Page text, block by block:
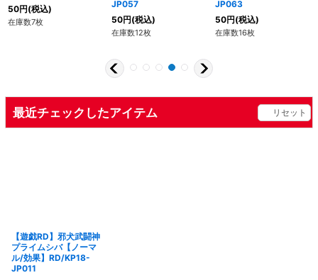
50円(税込)
在庫数7枚
JP057
50円(税込)
在庫数12枚
JP063
50円(税込)
在庫数16枚
最近チェックしたアイテム リセット
【遊戯RD】邪犬武闘神
プライムシバ【ノーマ
ル/効果】RD/KP18-
JP011